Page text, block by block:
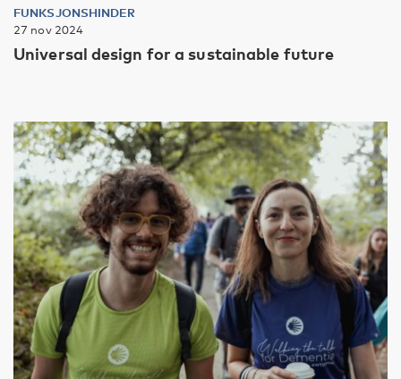
FUNKSJONSHINDER
27 nov 2024
Universal design for a sustainable future